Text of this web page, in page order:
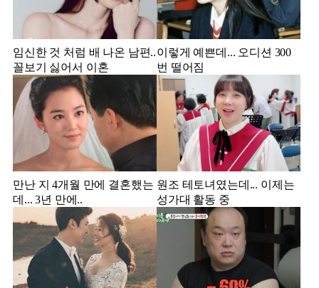
임신한 것 처럼 배 나온 남편..
꼴보기 싫어서 이혼
이렇게 예쁜데... 오디션 300
번 떨어짐
만난 지 4개월 만에 결혼했는
데... 3년 만에..
원조 테토녀였는데... 이제는
성가대 활동 중